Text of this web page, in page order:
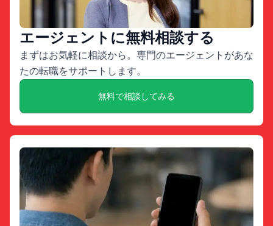
エージェントに無料相談する
まずはお気軽に相談から。専門のエージェントがあな
たの転職をサポートします。
無料で相談してみる